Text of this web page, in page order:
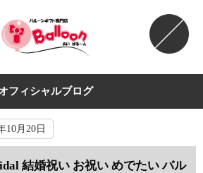
フィシャルブログ
10月20日
結婚祝い お祝い めでたい バル